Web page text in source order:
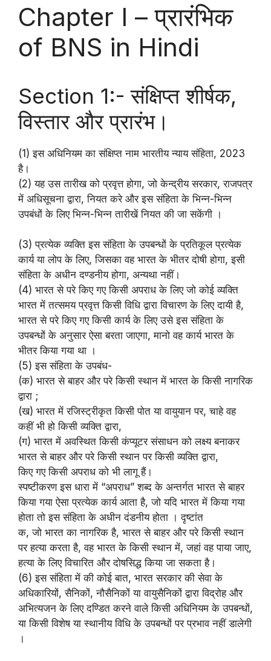
Chapter I – प्रारंभिक
of BNS in Hindi
Section 1:- संक्षिप्त शीर्षक,
विस्तार और प्रारंभ।
(1) इस अधिनियम का संक्षिप्त नाम भारतीय न्याय संहिता, 2023
है।
(2) यह उस तारीख को प्रवृत्त होगा, जो केन्द्रीय सरकार, राजपत्र
में अधिसूचना द्वारा, नियत करे और इस संहिता के भिन्न-भिन्न
उपबंधों के लिए भिन्न-भिन्न तारीखें नियत की जा सकेंगी ।
(3) प्रत्येक व्यक्ति इस संहिता के उपबन्धों के प्रतिकूल प्रत्येक
कार्य या लोप के लिए, जिसका वह भारत के भीतर दोषी होगा, इसी
संहिता के अधीन दण्डनीय होगा, अन्यथा नहीं।
(4) भारत से परे किए गए किसी अपराध के लिए जो कोई व्यक्ति
भारत में तत्समय प्रवृत्त किसी विधि द्वारा विचारण के लिए दायी है,
भारत से परे किए गए किसी कार्य के लिए उसे इस संहिता के
उपबन्धों के अनुसार ऐसा बरता जाएगा, मानो वह कार्य भारत के
भीतर किया गया था ।
(5) इस संहिता के उपबंध-
(क) भारत से बाहर और परे किसी स्थान में भारत के किसी नागरिक
द्वारा ;
(ख) भारत में रजिस्ट्रीकृत किसी पोत या वायुयान पर, चाहे वह
कहीं भी हो किसी व्यक्ति द्वारा,
(ग) भारत में अवस्थित किसी कंप्यूटर संसाधन को लक्ष्य बनाकर
भारत से बाहर और परे किसी स्थान पर किसी व्यक्ति द्वारा,
किए गए किसी अपराध को भी लागू हैं।
स्पष्टीकरण इस धारा में “अपराध” शब्द के अन्तर्गत भारत से बाहर
किया गया ऐसा प्रत्येक कार्य आता है, जो यदि भारत में किया गया
होता तो इस संहिता के अधीन दंडनीय होता । दृष्टांत
क, जो भारत का नागरिक है, भारत से बाहर और परे किसी स्थान
पर हत्या करता है, वह भारत के किसी स्थान में, जहां वह पाया जाए,
हत्या के लिए विचारित और दोषसिद्ध किया जा सकता है।
(6) इस संहिता में की कोई बात, भारत सरकार की सेवा के
अधिकारियों, सैनिकों, नौसैनिकों या वायुसैनिकों द्वारा विद्रोह और
अभित्यजन के लिए दण्डित करने वाले किसी अधिनियम के उपबन्धों,
या किसी विशेष या स्थानीय विधि के उपबन्धों पर प्रभाव नहीं डालेगी
।